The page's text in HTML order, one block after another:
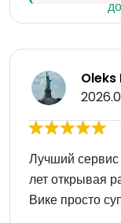
Oleks
Лучший сервис
лет открывая
Вике просто